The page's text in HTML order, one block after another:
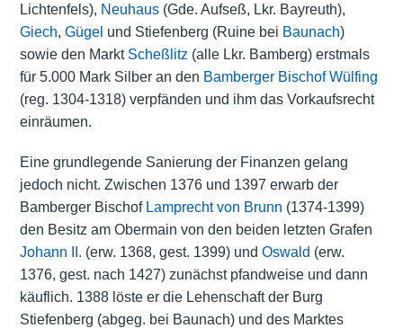
Lichtenfels), Neuhaus(Gde. Aufseß, Lkr. Bayreuth),
Giech, Gügel und Stiefenberg (Ruine bei Baunach)
sowie den Markt Scheßlitz (alle Lkr. Bamberg) erstmals
für 5.000 Mark Silber an den Bamberger Bischof Wülfing
(reg. 1304-1318) verpfänden und ihm das Vorkaufsrecht
einräumen.
Eine grundlegende Sanierung der Finanzen gelang
jedoch nicht. Zwischen 1376 und 1397 erwarb der
Bamberger Bischof Lamprecht von Brunn (1374-1399)
den Besitz am Obermain von den beiden letzten Grafen
Johann II. (erw. 1368, gest. 1399) und Oswald (erw.
1376, gest. nach 1427) zunächst pfandweise und dann
käuflich. 1388 löste er die Lehenschaft der Burg
Stiefenberg (abgeg. bei Baunach) und des Marktes